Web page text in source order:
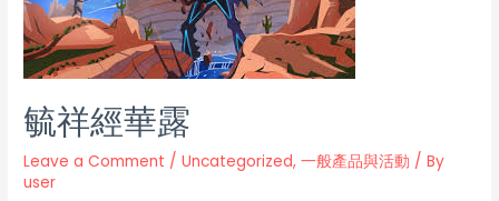
毓祥經華露
Leave a Comment /Uncategorized,一般產品與活動 / By
user